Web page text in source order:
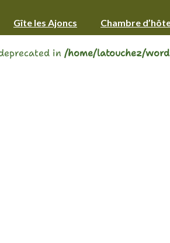
wordpress/wp-content/themes/
in /home/latouchez/
Gîte les Ajoncs Chambre